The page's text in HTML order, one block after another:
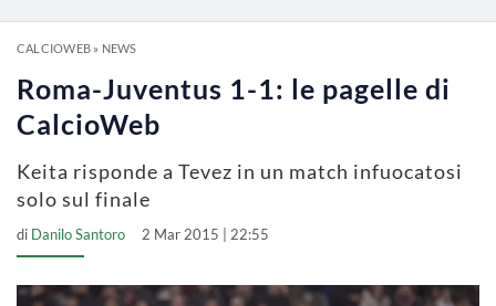
CALCIOWEB» NEWS
Roma-Juventus 1-1: le pagelle di
CalcioWeb
Keita risponde a Tevez in un match infuocatosi
solo sul finale
di Danilo Santoro 2 Mar 2015 | 22:55